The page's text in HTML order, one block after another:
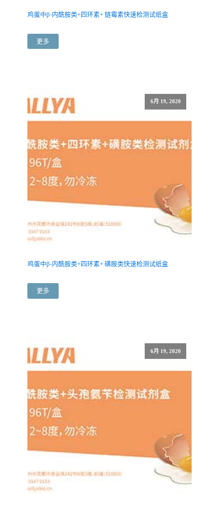
鸡蛋中β-内酰胺类+四环素+ 链霉素快速检测试纸盒
更多
6月 19, 2020
鸡蛋中β-内酰胺类+四环素+ 磺胺类快速检测试纸盒
更多
6月 19, 2020